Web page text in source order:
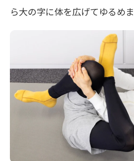
ら大の字に体を広げてゆるめま